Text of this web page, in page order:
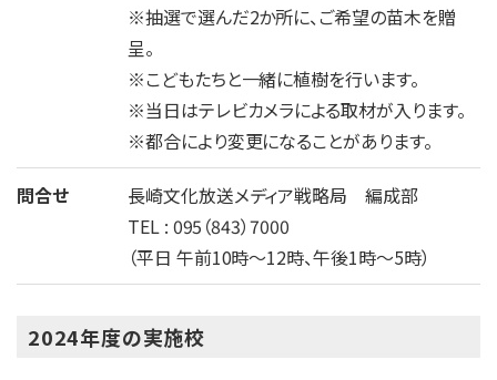
※抽選で選んだ2か所に、ご希望の苗木を贈
呈。
※こどもたちと一緒に植樹を行います。
※当日はテレビカメラによる取材が入ります。
※都合により変更になることがあります。
問合せ
長崎文化放送メディア戦略局 編成部
TEL : 095（843）7000
（平日 午前10時～12時、午後1時～5時）
2024年度の実施校